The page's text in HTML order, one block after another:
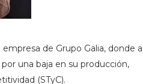
de Grupo Galia, donde a
una baja en su producción,
(STyC).